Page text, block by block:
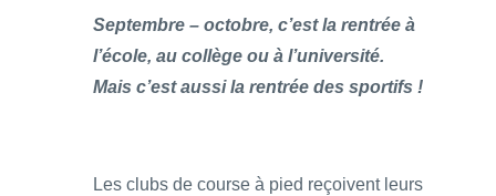
Septembre – octobre, c’est la rentrée à
l’école, au collège ou à l’université.
Mais c’est aussi la rentrée des sportifs !
Les clubs de course à pied reçoivent leurs